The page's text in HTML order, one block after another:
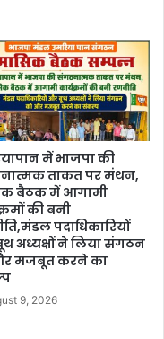
में भाजपा की
ताकत पर मंथन,
बैठक में आगामी
की बनी
पदाधिकारियों
अध्यक्षों ने लिया संगठन
मजबूत करने का
9, 2026